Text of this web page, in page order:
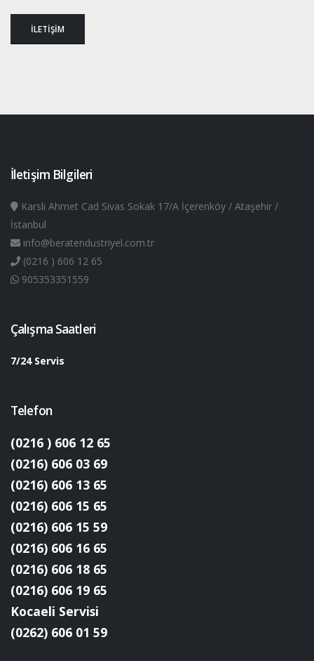
İLETİŞİM
İletişim Bilgileri
Karslı Ahmet Cad Sivas Sokak 17/A İçerenköy / Ataşehir /
İstanbul
info@beratendustriyel.com.tr
(0216 ) 606 12 65
905353351559
Çalışma Saatleri
7/24 Servis
Telefon
(0216 ) 606 12 65
(0216) 606 03 69
(0216) 606 13 65
(0216) 606 15 65
(0216) 606 15 59
(0216) 606 16 65
(0216) 606 18 65
(0216) 606 19 65
Kocaeli Servisi
(0262) 606 01 59